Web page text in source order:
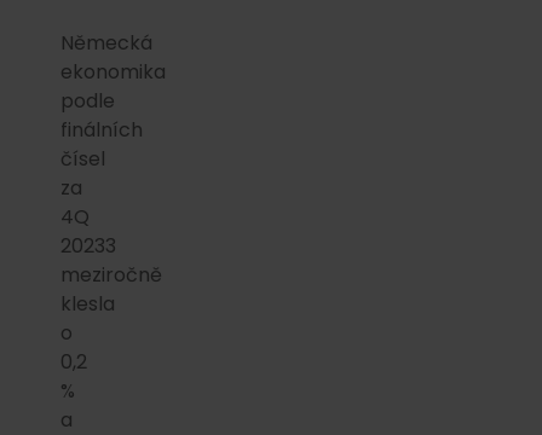
Německá
ekonomika
podle
finálních
čísel
za
4Q
20233
meziročně
klesla
o
0,2
%
a